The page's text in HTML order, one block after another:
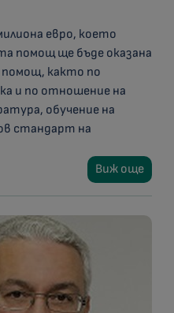
евро, което
помощ ще бъде оказана
помощ, както по
и по отношение на
обучение на
стандарт на
Виж още